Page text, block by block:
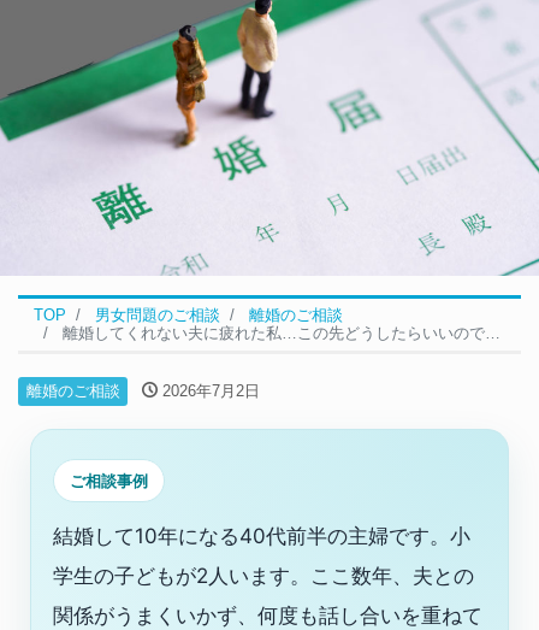
TOP 男女問題のご相談
離婚のご相談
離婚してくれない夫に疲れた私…この先どうしたらいいのでしょうか｜離婚の無料相談事例
離婚のご相談 2026年7月2日
ご相談事例
結婚して10年になる40代前半の主婦です。小
学生の子どもが2人います。ここ数年、夫との
関係がうまくいかず、何度も話し合いを重ねて